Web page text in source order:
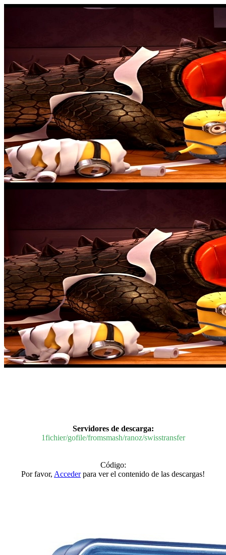
Servidores de descarga:
1fichier/gofile/fromsmash/ranoz/swisstransfer
Código:
Por favor, Accederpara ver el contenido de las descargas!